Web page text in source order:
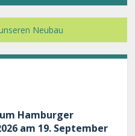
Neubau
Hamburger
am 19. September